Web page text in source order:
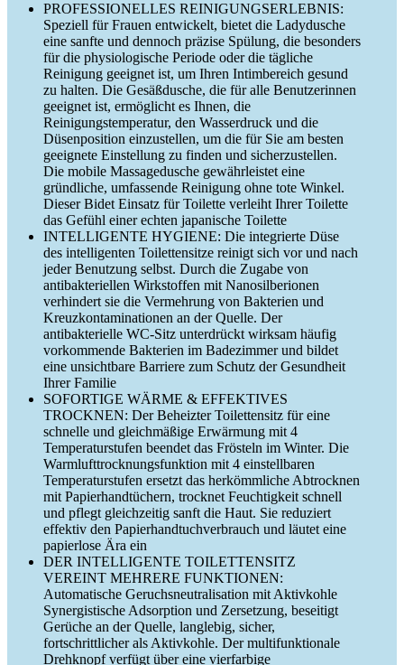
PROFESSIONELLES REINIGUNGSERLEBNIS:
Speziell für Frauen entwickelt, bietet die Ladydusche
eine sanfte und dennoch präzise Spülung, die besonders
für die physiologische Periode oder die tägliche
Reinigung geeignet ist, um Ihren Intimbereich gesund
zu halten. Die Gesäßdusche, die für alle Benutzerinnen
geeignet ist, ermöglicht es Ihnen, die
Reinigungstemperatur, den Wasserdruck und die
Düsenposition einzustellen, um die für Sie am besten
geeignete Einstellung zu finden und sicherzustellen.
Die mobile Massagedusche gewährleistet eine
gründliche, umfassende Reinigung ohne tote Winkel.
Dieser Bidet Einsatz für Toilette verleiht Ihrer Toilette
das Gefühl einer echten japanische Toilette
INTELLIGENTE HYGIENE: Die integrierte Düse
des intelligenten Toilettensitze reinigt sich vor und nach
jeder Benutzung selbst. Durch die Zugabe von
antibakteriellen Wirkstoffen mit Nanosilberionen
verhindert sie die Vermehrung von Bakterien und
Kreuzkontaminationen an der Quelle. Der
antibakterielle WC-Sitz unterdrückt wirksam häufig
vorkommende Bakterien im Badezimmer und bildet
eine unsichtbare Barriere zum Schutz der Gesundheit
Ihrer Familie
SOFORTIGE WÄRME & EFFEKTIVES
TROCKNEN: Der Beheizter Toilettensitz für eine
schnelle und gleichmäßige Erwärmung mit 4
Temperaturstufen beendet das Frösteln im Winter. Die
Warmlufttrocknungsfunktion mit 4 einstellbaren
Temperaturstufen ersetzt das herkömmliche Abtrocknen
mit Papierhandtüchern, trocknet Feuchtigkeit schnell
und pflegt gleichzeitig sanft die Haut. Sie reduziert
effektiv den Papierhandtuchverbrauch und läutet eine
papierlose Ära ein
DER INTELLIGENTE TOILETTENSITZ
VEREINT MEHRERE FUNKTIONEN:
Automatische Geruchsneutralisation mit Aktivkohle
Synergistische Adsorption und Zersetzung, beseitigt
Gerüche an der Quelle, langlebig, sicher,
fortschrittlicher als Aktivkohle. Der multifunktionale
Drehknopf verfügt über eine vierfarbige